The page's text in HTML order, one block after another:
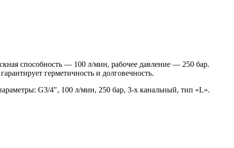
способность — 100 л/мин, рабочее давление — 250 бар.
герметичность и долговечность.
G3/4", 100 л/мин, 250 бар, 3-х канальный, тип «L».